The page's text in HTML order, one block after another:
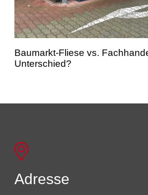
Baumarkt-Fliese vs.
Unterschied?
Adresse